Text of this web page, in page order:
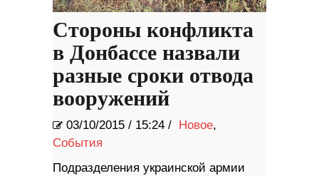
Стороны конфликта
в Донбассе назвали
разные сроки отвода
вооружений
03/10/2015 / 15:24 / Новое,
События
​Подразделения украинской армии